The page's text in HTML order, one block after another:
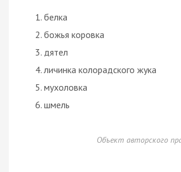
белка
божья коровка
дятел
личинка колорадского жука
мухоловка
шмель
Объект авторского